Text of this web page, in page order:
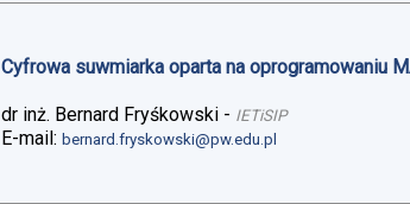
Cyfrowa suwmiarka oparta na oprogramowaniu
dr inż. Bernard Fryśkowski - IETiSIP
E-mail:bernard.fryskowski@pw.edu.pl